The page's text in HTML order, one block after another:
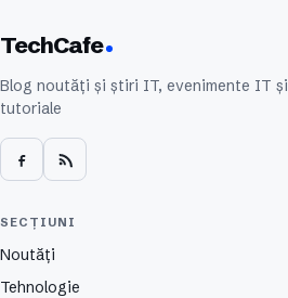
TechCafe
Blog noutăți și știri IT, evenimente IT și
tutoriale
SECȚIUNI
Noutăți
Tehnologie